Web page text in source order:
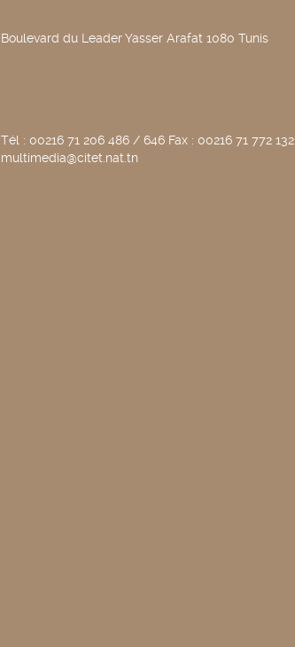
Boulevard du Leader Yasser Arafat 1080 Tunis
Tél : 00216 71 206 486 / 646 Fax : 00216 71 772 132
multimedia@citet.nat.tn